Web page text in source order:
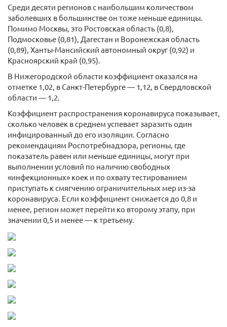
Среди десяти регионов с наибольшим количеством
заболевших в большинстве он тоже меньше единицы.
Помимо Москвы, это Ростовская область (0,8),
Подмосковье (0,81), Дагестан и Воронежская область
(0,89), Ханты-Мансийский автономный округ (0,92) и
Красноярский край (0,95).
В Нижегородской области коэффициент оказался на
отметке 1,02, в Санкт-Петербурге — 1,12, в Свердловской
области — 1,2.
Коэффициент распространения коронавируса показывает,
сколько человек в среднем успевает заразить один
инфицированный до его изоляции. Согласно
рекомендациям Роспотребнадзора, регионы, где
показатель равен или меньше единицы, могут при
выполнении условий по наличию свободных
«инфекционных» коек и по охвату тестированием
приступать к смягчению ограничительных мер из-за
коронавируса. Если коэффициент снижается до 0,8 и
менее, регион может перейти ко второму этапу, при
значении 0,5 и менее — к третьему.